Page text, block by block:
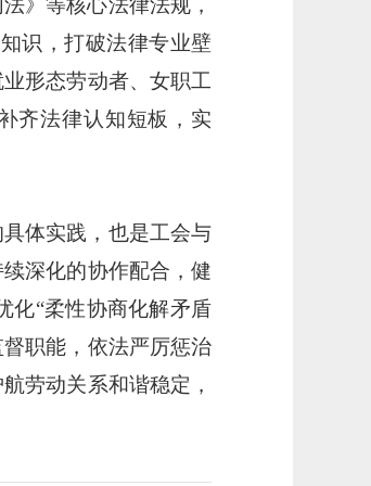
》等核心法律法规，
识，打破法律专业壁
形态劳动者、女职工
齐法律认知短板，实
体实践，也是工会与
深化的协作配合，健
化“柔性协商化解矛盾
职能，依法严厉惩治
劳动关系和谐稳定，